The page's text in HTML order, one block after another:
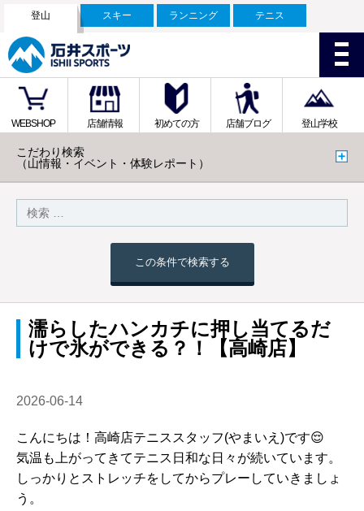
登山 スキー ランニング テニス
WEBSHOP 店舗情報 初めての方 店舗ブログ 登山学校
こだわり検索
（山情報・イベント・体験レポート）
この条件で検索する
濡らしたハンカチに押し当てるだ
けで氷ができる？！【高崎店】
2026-06-14
こんにちは！高崎店テニススタッフ(やまいえ)です😌
気温も上がってきてテニス日和な日々が続いています。
しっかりとストレッチをしてからプレーしていきましょ
う。